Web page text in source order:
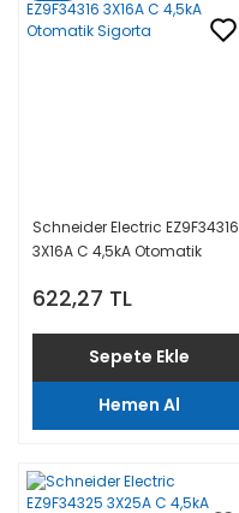
Schneider Electric EZ9F34316
3X16A C 4,5kA Otomatik
622,27 TL
Sepete Ekle
Hemen Al